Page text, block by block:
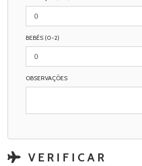
BEBÉS (0-2)
OBSERVAÇÕES
VERIFICAR